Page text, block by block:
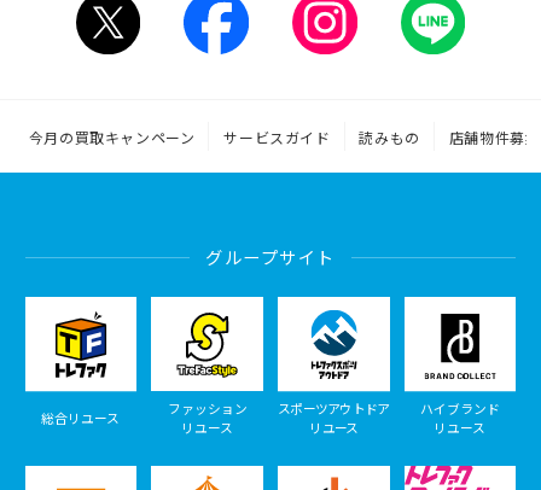
今月の買取キャンペーン サービスガイド 読みもの 店舗物件募集
グループサイト
総合リユース
ファッション
リユース
スポーツアウトドア
リユース
ハイブランド
リユース